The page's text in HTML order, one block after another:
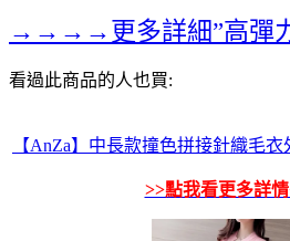
→→→→更多詳細”高彈
看過此商品的人也買:
【AnZa】中長款撞色拼接針織毛
>>點我看更多詳